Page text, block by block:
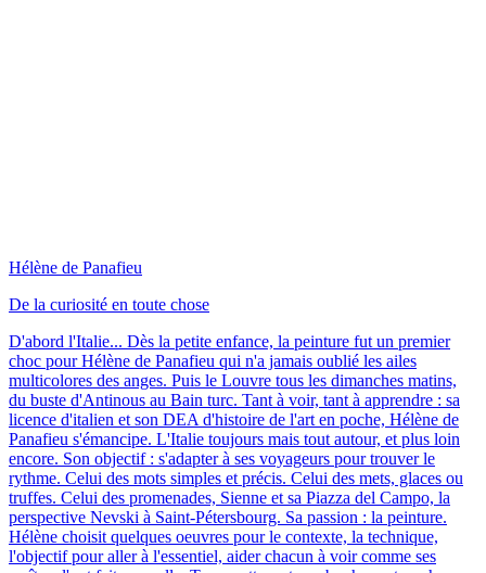
Hélène de Panafieu
De la curiosité en toute chose
D'abord l'Italie... Dès la petite enfance, la peinture fut un premier
choc pour Hélène de Panafieu qui n'a jamais oublié les ailes
multicolores des anges. Puis le Louvre tous les dimanches matins,
du buste d'Antinous au Bain turc. Tant à voir, tant à apprendre : sa
licence d'italien et son DEA d'histoire de l'art en poche, Hélène de
Panafieu s'émancipe. L'Italie toujours mais tout autour, et plus loin
encore. Son objectif : s'adapter à ses voyageurs pour trouver le
rythme. Celui des mots simples et précis. Celui des mets, glaces ou
truffes. Celui des promenades, Sienne et sa Piazza del Campo, la
perspective Nevski à Saint-Pétersbourg. Sa passion : la peinture.
Hélène choisit quelques oeuvres pour le contexte, la technique,
l'objectif pour aller à l'essentiel, aider chacun à voir comme ses